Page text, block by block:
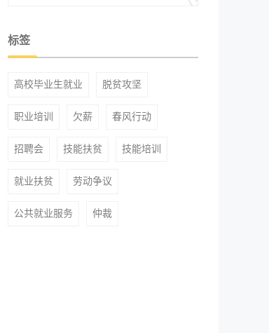
标签
高校毕业生就业 脱贫攻坚
职业培训 欠薪 春风行动
招聘会 技能扶贫 技能培训
就业扶贫 劳动争议
公共就业服务 仲裁